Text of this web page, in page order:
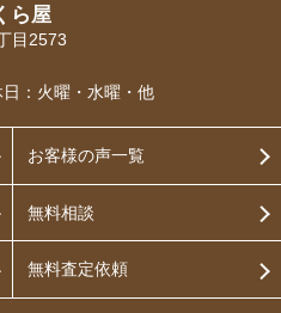
ら屋
目2573
日：火曜・水曜・他
お客様の声一覧
無料相談
無料査定依頼